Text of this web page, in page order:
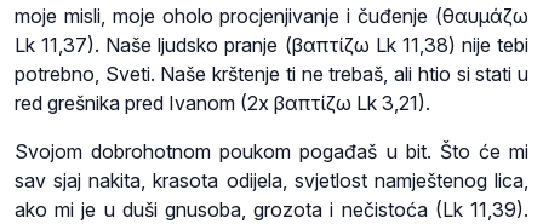
moje misli, moje oholo procjenjivanje i čuđenje (θαυμάζω
Lk 11,37). Naše ljudsko pranje (βαπτίζω Lk 11,38) nije tebi
potrebno, Sveti. Naše krštenje ti ne trebaš, ali htio si stati u
red grešnika pred Ivanom (2x βαπτίζω Lk 3,21).
Svojom dobrohotnom poukom pogađaš u bit. Što će mi
sav sjaj nakita, krasota odijela, svjetlost namještenog lica,
ako mi je u duši gnusoba, grozota i nečistoća (Lk 11,39).